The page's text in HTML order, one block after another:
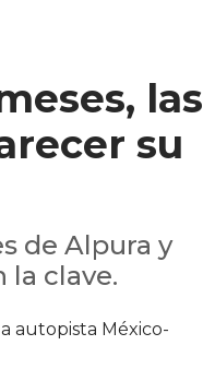
las
su
de Alpura y
la clave.